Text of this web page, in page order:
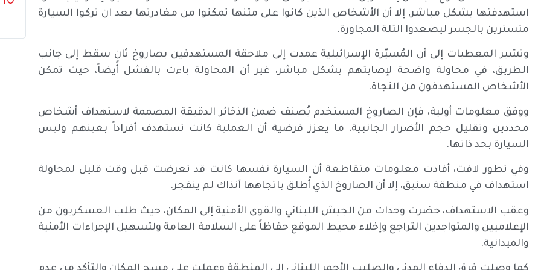
استهدفتها بشكل مباشر، إلا أن الأشخاص الذين كانوا على متنها تمكنوا من مغادرتها بعد ان تركوا السيارة
متسترين بالجسر ليصعدوا التلة المجاورة.
وتشير المعطيات إلى أن المُسيّرة الإسرائيلية عمدت إلى ملاحقة المستهدفين بصاروخ ثانٍ سقط إلى جانب
الطريق، في محاولة واضحة لإصابتهم بشكل مباشر، غير أن المحاولة باءت بالفشل أيضاً، حيث تمكن
الأشخاص المستهدفون من النجاة.
ووفق معلومات أولية، فإن الصاروخ المستخدم يُصنف ضمن الذخائر الدقيقة المصممة لاستهداف أشخاص
محددين وتقليل حجم الأضرار الجانبية، ما يعزز فرضية أن العملية كانت تستهدف أفراداً بعينهم وليس
السيارة بحد ذاتها.
وفي تطور لافت، أفادت معلومات متقاطعة أن السيارة نفسها كانت قد تعرضت قبل وقت قليل لمحاولة
استهداف في منطقة سنيق، إلا أن الصاروخ الذي أُطلق باتجاهها آنذاك لم ينفجر.
وعقب الاستهداف، حضرت وحدات من الجيش اللبناني والقوى الأمنية إلى المكان، حيث طلب العسكريون من
الإعلاميين والمتواجدين التراجع وإخلاء محيط الموقع حفاظاً على السلامة العامة ولتسهيل الإجراءات الأمنية
والميدانية.